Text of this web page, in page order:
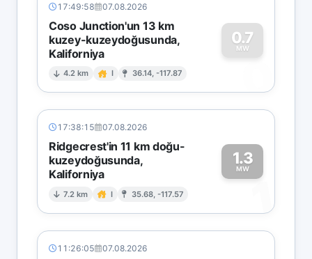
17:49:58 07.08.2026
Coso Junction'un 13 km
kuzey-kuzeydoğusunda,
Kaliforniya
4.2 km I 36.14, -117.87
0.7
MW
0
17:38:15 07.08.2026
Ridgecrest'in 11 km doğu-
kuzeydoğusunda,
Kaliforniya
7.2 km I 35.68, -117.57
1.3
MW
1
11:26:05 07.08.2026